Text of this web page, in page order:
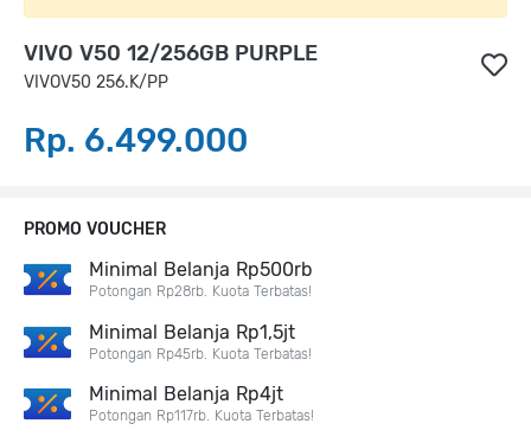
VIVO V50 12/256GB PURPLE
VIVOV50 256.K/PP
Rp. 6.499.000
PROMO VOUCHER
Minimal Belanja Rp500rb
Potongan Rp28rb. Kuota Terbatas!
Minimal Belanja Rp1,5jt
Potongan Rp45rb. Kuota Terbatas!
Minimal Belanja Rp4jt
Potongan Rp117rb. Kuota Terbatas!